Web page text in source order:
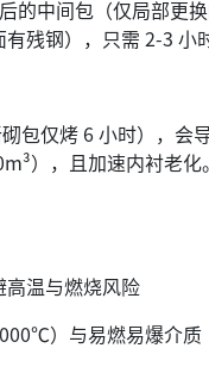
的中间包（仅局部更
残钢），只需 2-3
仅烤 6 小时），会导
），且加速内衬老
高温与燃烧风险
）与易燃易爆介